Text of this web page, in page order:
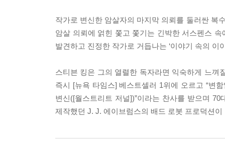
작가로 변신한 암살자의 마지막 의뢰를 둘러싼 복
암살 의뢰에 얽힌 쫓고 쫓기는 긴박한 서스펜스
발견하고 진정한 작가로 거듭나는 ‘이야기 속의 이
스티븐 킹은 그의 열렬한 독자라면 익숙하게 느
즉시 [뉴욕 타임스] 베스트셀러 1위에 오르고 “변
변신([월스트리트 저널])”이라는 찬사를 받으며
제작했던 J. J. 에이브럼스의 배드 로봇 프로덕션